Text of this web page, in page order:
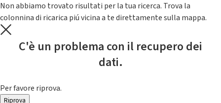
Non abbiamo trovato risultati per la tua ricerca. Trova la
colonnina di ricarica piú vicina a te direttamente sulla mappa.
C'è un problema con il recupero dei
dati.
Per favore riprova.
Riprova